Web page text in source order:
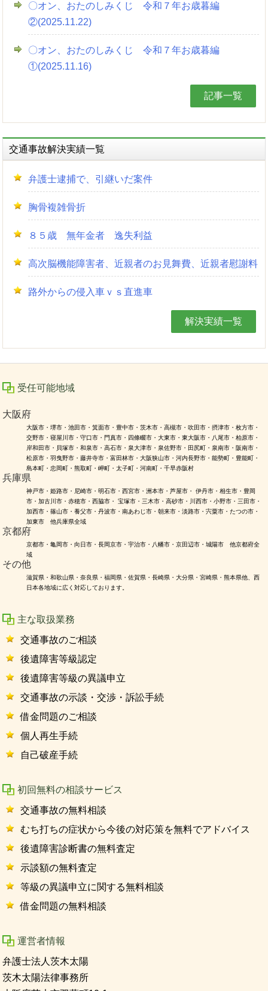
〇オン、おたのしみくじ 令和７年お歳暮編
②(2025.11.22)
〇オン、おたのしみくじ 令和７年お歳暮編
①(2025.11.16)
記事一覧
交通事故解決実績一覧
弁護士逮捕で、引継いだ案件
胸骨複雑骨折
８５歳 無年金者 逸失利益
高次脳機能障害者、近親者のお見舞費、近親者慰謝料
路外からの侵入車ｖｓ直進車
解決実績一覧
受任可能地域
大阪府
大阪市・堺市・池田市・箕面市・豊中市・茨木市・高槻市・吹田市・摂津市・枚方市・
交野市・寝屋川市・守口市・門真市・四條畷市・大東市・東大阪市・八尾市・柏原市・
岸和田市・貝塚市・和泉市・高石市・泉大津市・泉佐野市・田尻町・泉南市・阪南市・
松原市・羽曳野市・藤井寺市・富田林市・大阪狭山市・河内長野市・能勢町・豊能町・
島本町・忠岡町・熊取町・岬町・太子町・河南町・千早赤阪村
兵庫県
神戸市・姫路市・尼崎市・明石市・西宮市・洲本市・芦屋市・ 伊丹市・相生市・豊岡
市・加古川市・赤穂市・西脇市・ 宝塚市・三木市・高砂市・川西市・小野市・三田市・
加西市・篠山市・養父市・丹波市・南あわじ市・朝来市・淡路市・宍粟市・たつの市・
加東市 他兵庫県全域
京都府
京都市・亀岡市・向日市・長岡京市・宇治市・八幡市・京田辺市・城陽市 他京都府全
域
その他
滋賀県・和歌山県・奈良県・福岡県・佐賀県・長崎県・大分県・宮崎県・熊本県他、西
日本各地域に広く対応しております。
主な取扱業務
交通事故のご相談
後遺障害等級認定
後遺障害等級の異議申立
交通事故の示談・交渉・訴訟手続
借金問題のご相談
個人再生手続
自己破産手続
初回無料の相談サービス
交通事故の無料相談
むち打ちの症状から今後の対応策を無料でアドバイス
後遺障害診断書の無料査定
示談額の無料査定
等級の異議申立に関する無料相談
借金問題の無料相談
運営者情報
弁護士法人茨木太陽
茨木太陽法律事務所